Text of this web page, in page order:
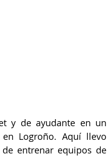
y de ayudante en un
Logroño. Aquí llevo
entrenar equipos de